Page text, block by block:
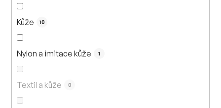
Kůže 10
Nylon a imitace kůže 1
Textil a kůže 0